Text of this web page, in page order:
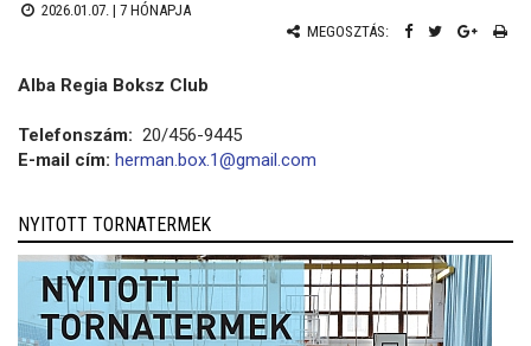
2026.01.07. | 7 HÓNAPJA
MEGOSZTÁS:
Alba Regia Boksz Club
Telefonszám: 20/456-9445
E-mail cím: herman.box.1@gmail.com
NYITOTT TORNATERMEK